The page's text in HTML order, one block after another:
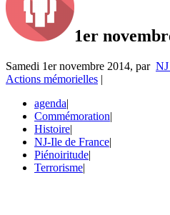
1er
Samedi 1er novembre 2014, par
Actions mémorielles |
agenda|
Commémoration|
Histoire|
NJ-Ile de France|
Piénoiritude|
Terrorisme|